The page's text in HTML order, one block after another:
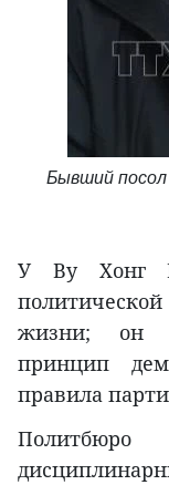
Бывший
У Ву Хонг
жизни; он
принцип
правила